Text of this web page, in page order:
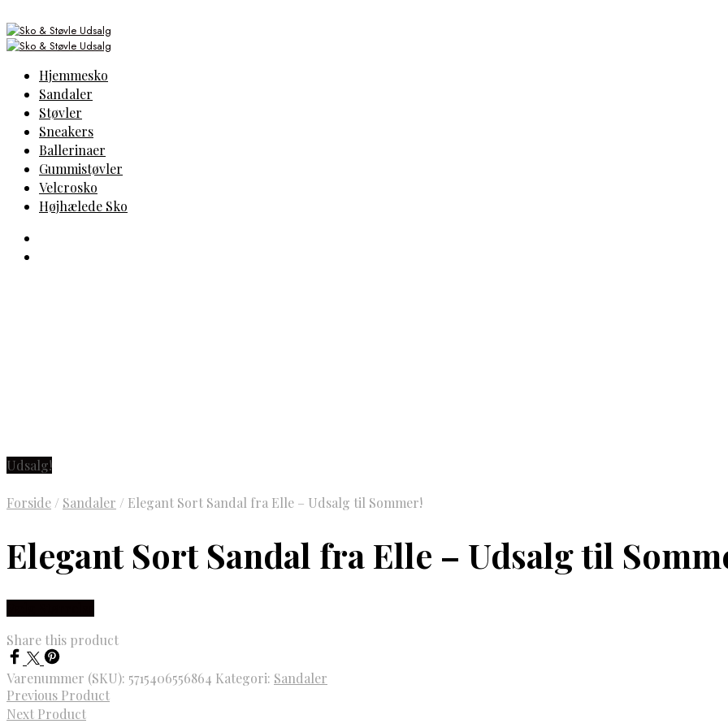
Hjemmesko
Sandaler
Støvler
Sneakers
Ballerinaer
Gummistøvler
Velcrosko
Højhælede Sko
Udsalg!
Forside / Sandaler / Elegant Sort Sandal fra Elle – Udsalg til Sommer!
Elegant Sort Sandal fra Elle – Udsalg til
Share this product
Varenummer (SKU): 5715406556864 Kategori: Sandaler
Previous Product
Next Product